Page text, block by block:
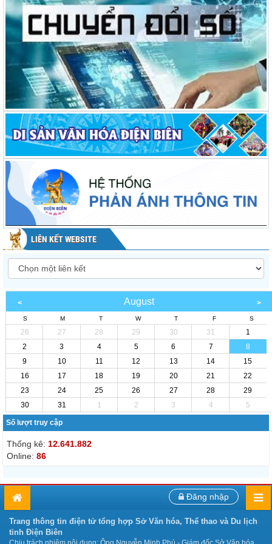
LIÊN KẾT WEBSITE
August
S M T W T F S
26 27 28 29 30 31
1
2
3 4 5 6 7
8
9
10 11 12 13 14
15
16
17 18 19 20 21
22
23
24 25 26 27 28
29
30
31 1 2 3 4 5
Số lượt truy cập
Thống kê: 12.641.882
Online: 86
Đăng nhập
Trang thông tin điện tử tổng hợp Sở Văn hóa, Thể thao và Du lịch
tỉnh Điện Biên